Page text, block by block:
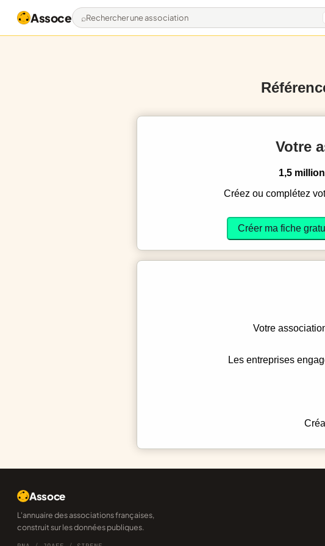
Assoce Rechercher une association
Votre
1,5
Créez ou complétez
Créer ma fiche
Votre
Les entreprises
Assoce
L'annuaire des associations françaises,
construit sur les données publiques.